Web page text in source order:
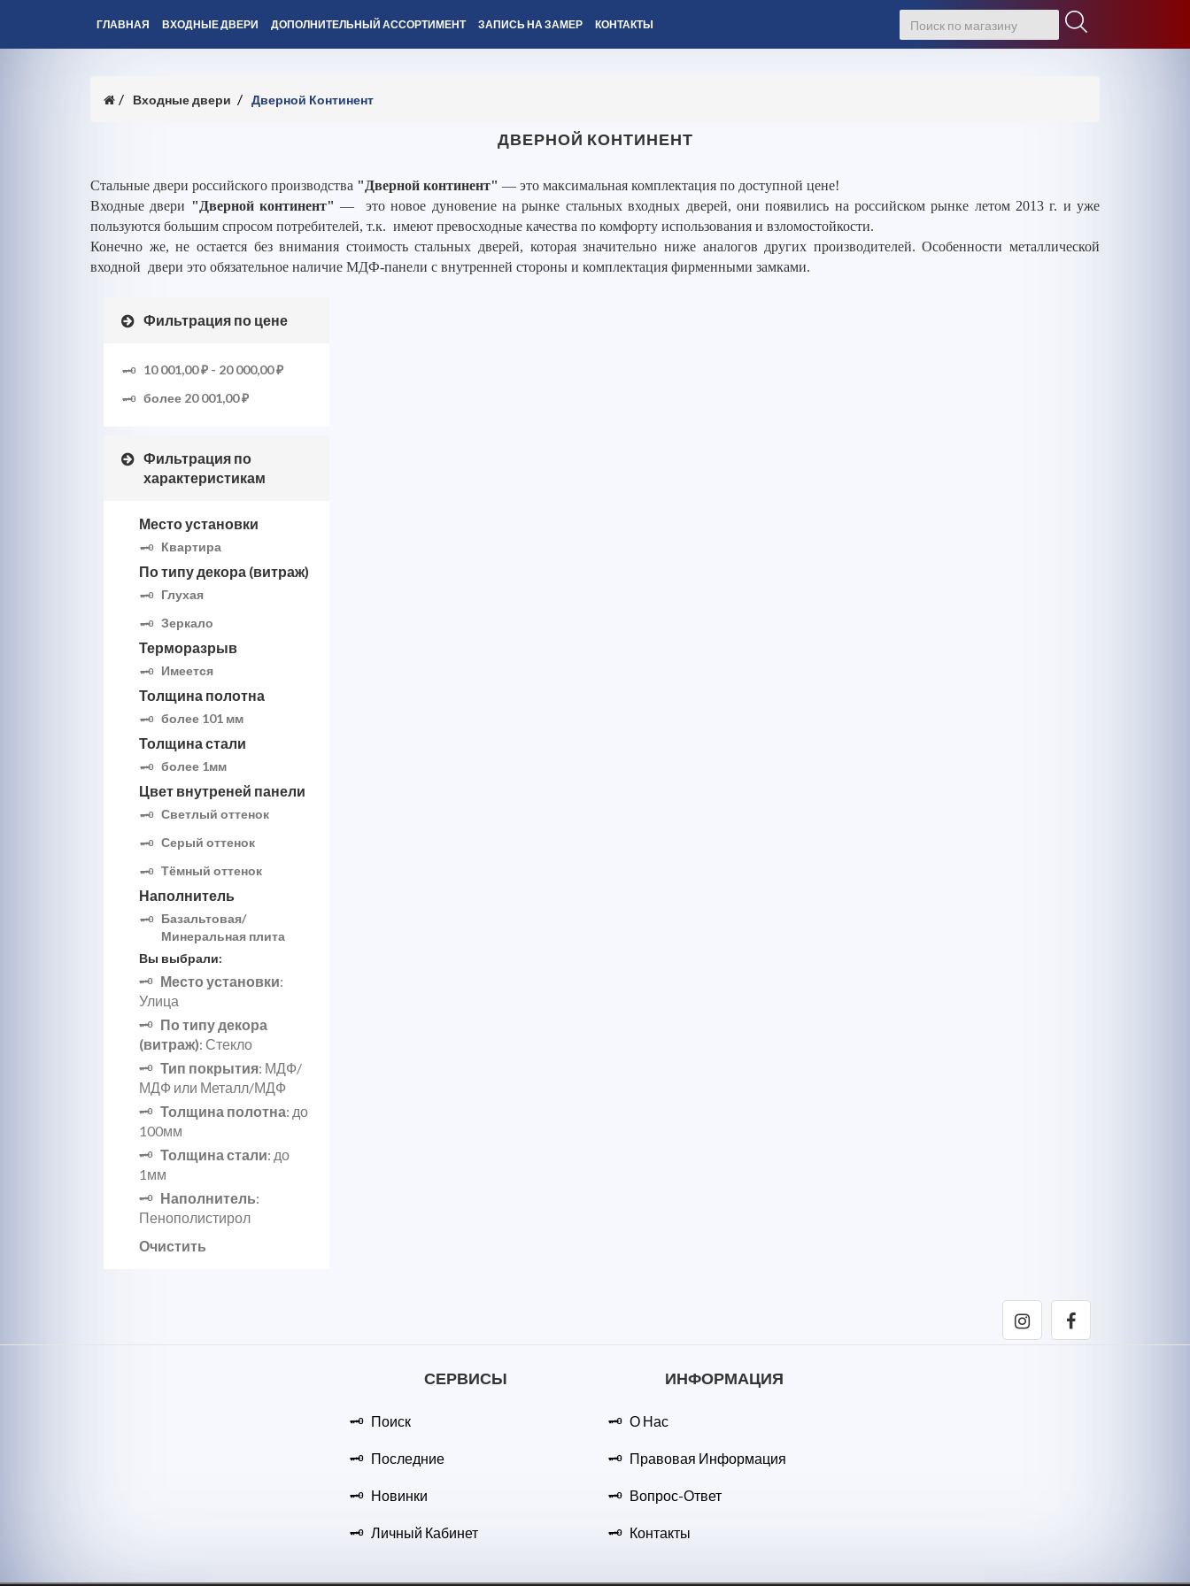
ГЛАВНАЯ ВХОДНЫЕ ДВЕРИ ДОПОЛНИТЕЛЬНЫЙ АССОРТИМЕНТ ЗАПИСЬ НА ЗАМЕР КОНТАКТЫ
Входные двери Дверной Континент
ДВЕРНОЙ КОНТИНЕНТ
Стальные двери российского производства "Дверной континент" — это максимальная комплектация по доступной цене!
Входные двери "Дверной континент" — это новое дуновение на рынке стальных входных дверей, они появились на российском рынке летом 2013 г. и уже
пользуются большим спросом потребителей, т.к. имеют превосходные качества по комфорту использования и взломостойкости.
Конечно же, не остается без внимания стоимость стальных дверей, которая значительно ниже аналогов других производителей. Особенности металлической
входной двери это обязательное наличие МДФ-панели с внутренней стороны и комплектация фирменными замками.
Фильтрация по цене
10 001,00 ₽ - 20 000,00 ₽
более 20 001,00 ₽
Фильтрация по
характеристикам
Место установки
Квартира
По типу декора (витраж)
Глухая
Зеркало
Терморазрыв
Имеется
Толщина полотна
более 101 мм
Толщина стали
более 1мм
Цвет внутреней панели
Светлый оттенок
Серый оттенок
Тёмный оттенок
Наполнитель
Базальтовая/
Минеральная плита
Вы выбрали:
Место установки:
Улица
По типу декора
(витраж): Стекло
Тип покрытия: МДФ/
МДФ или Металл/МДФ
Толщина полотна: до
100мм
Толщина стали: до
1мм
Наполнитель:
Пенополистирол
Очистить
СЕРВИСЫ
Поиск
Последние
Новинки
Личный Кабинет
ИНФОРМАЦИЯ
О Нас
Правовая Информация
Вопрос-Ответ
Контакты